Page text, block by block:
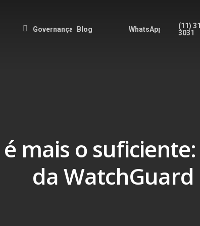
Governança Blog WhatsApp
(11)
3031
mais o suficiente:
da WatchGuard